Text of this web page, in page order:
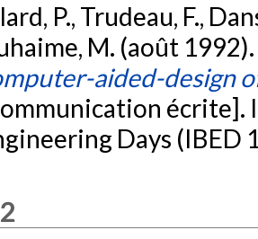
P., Trudeau, F.,
M. (août 1992).
aided-design
Days (IBED